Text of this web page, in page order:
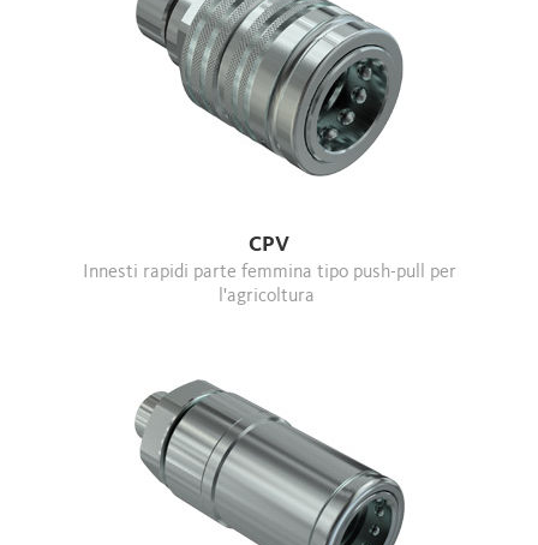
CPV
l'agricoltura